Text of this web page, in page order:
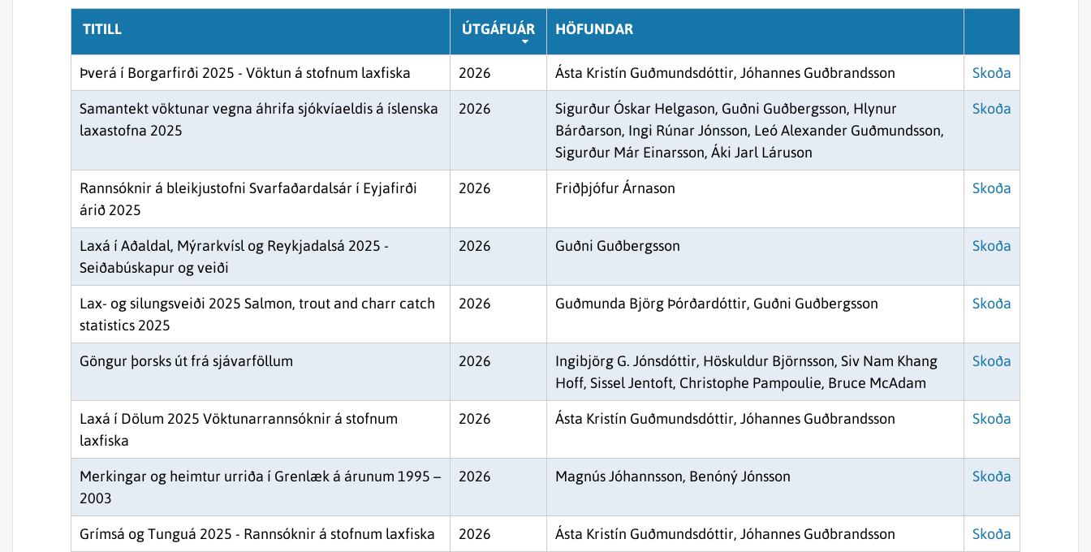
sjókvíaeldis
TITILL ÚTGÁFUÁR HÖFUNDAR
Þverá í Borgarfirði 2025 - Vöktun á stofnum laxfiska 2026 Ásta Kristín Guðmundsdóttir, Jóhannes Guðbrandsson Skoða
Samantekt vöktunar vegna áhrifa sjókvíaeldis á íslenska
laxastofna 2025
2026
Sigurður Óskar Helgason, Guðni Guðbergsson, Hlynur
Bárðarson, Ingi Rúnar Jónsson, Leó Alexander Guðmundsson,
Sigurður Már Einarsson, Áki Jarl Láruson
Skoða
Rannsóknir á bleikjustofni Svarfaðardalsár í Eyjafirði
árið 2025
2026 Friðþjófur Árnason Skoða
Laxá í Aðaldal, Mýrarkvísl og Reykjadalsá 2025 -
Seiðabúskapur og veiði
2026 Guðni Guðbergsson Skoða
Lax- og silungsveiði 2025 Salmon, trout and charr catch
statistics 2025
2026 Guðmunda Björg Þórðardóttir, Guðni Guðbergsson Skoða
Göngur þorsks út frá sjávarföllum 2026
Ingibjörg G. Jónsdóttir, Höskuldur Björnsson, Siv Nam Khang
Hoff, Sissel Jentoft, Christophe Pampoulie, Bruce McAdam
Skoða
Laxá í Dölum 2025 Vöktunarrannsóknir á stofnum
laxfiska
2026 Ásta Kristín Guðmundsdóttir, Jóhannes Guðbrandsson Skoða
Merkingar og heimtur urriða í Grenlæk á árunum 1995 –
2003
2026 Magnús Jóhannsson, Benóný Jónsson Skoða
Grímsá og Tunguá 2025 - Rannsóknir á stofnum laxfiska 2026 Ásta Kristín Guðmundsdóttir, Jóhannes Guðbrandsson Skoða